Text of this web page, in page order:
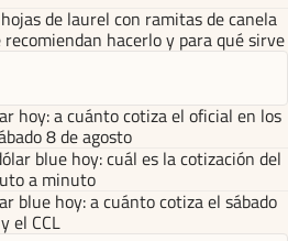
de laurel con ramitas de canela
hacerlo y para qué sirve
hoy: a cuánto cotiza el oficial en los
8 de agosto
blue hoy: cuál es la cotización del
a minuto
blue hoy: a cuánto cotiza el sábado
el CCL